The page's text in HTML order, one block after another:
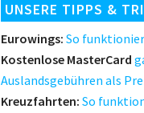
UNSERE TIPPS &
Eurowings: So
Kostenlose MasterCard
Auslandsgebühren als
Kreuzfahrten: So